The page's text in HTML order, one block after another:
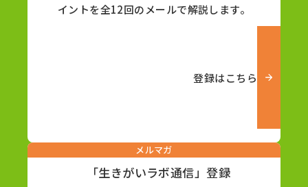
イントを全12回のメールで解説します。
登録はこちら
メルマガ
「生きがいラボ通信」登録